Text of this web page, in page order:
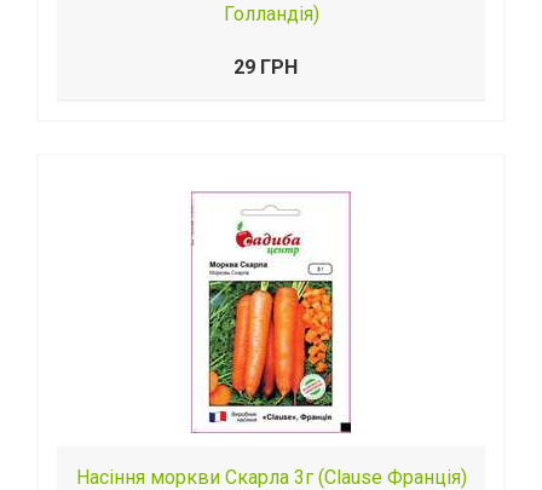
Голландія)
29 ГРН
Насіння моркви Скарла 3г (Clause Франція)